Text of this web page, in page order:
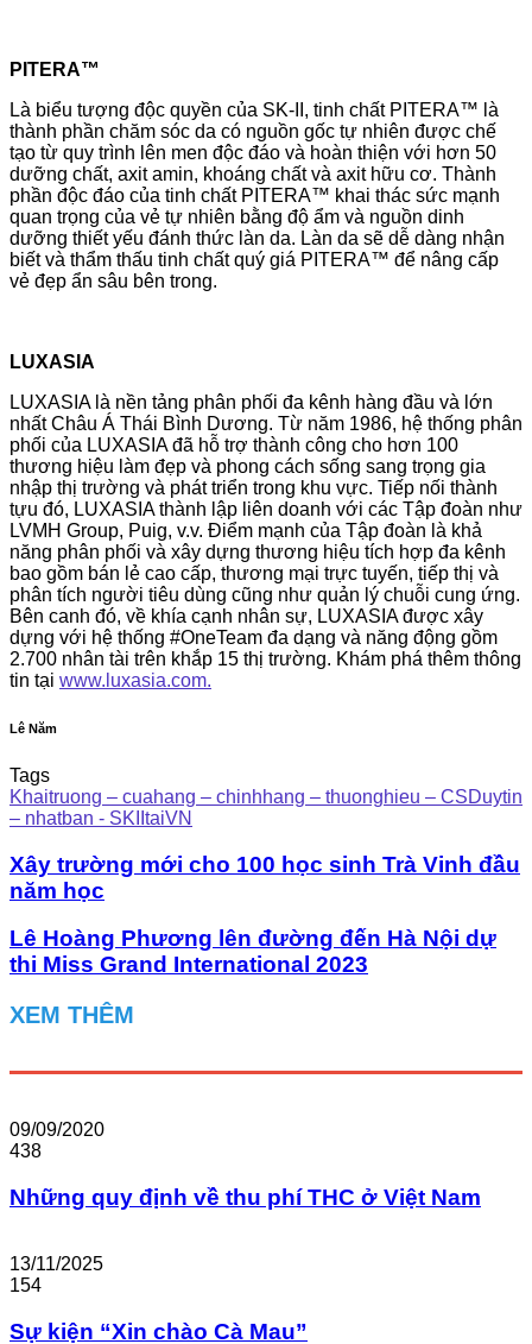
PITERA™
Là biểu tượng độc quyền của SK-II, tinh chất PITERA™ là
thành phần chăm sóc da có nguồn gốc tự nhiên được chế
tạo từ quy trình lên men độc đáo và hoàn thiện với hơn 50
dưỡng chất, axit amin, khoáng chất và axit hữu cơ. Thành
phần độc đáo của tinh chất PITERA™ khai thác sức mạnh
quan trọng của vẻ tự nhiên bằng độ ẩm và nguồn dinh
dưỡng thiết yếu đánh thức làn da. Làn da sẽ dễ dàng nhận
biết và thẩm thấu tinh chất quý giá PITERA™ để nâng cấp
vẻ đẹp ẩn sâu bên trong.
LUXASIA
LUXASIA là nền tảng phân phối đa kênh hàng đầu và lớn
nhất Châu Á Thái Bình Dương. Từ năm 1986, hệ thống phân
phối của LUXASIA đã hỗ trợ thành công cho hơn 100
thương hiệu làm đẹp và phong cách sống sang trọng gia
nhập thị trường và phát triển trong khu vực. Tiếp nối thành
tựu đó, LUXASIA thành lập liên doanh với các Tập đoàn như
LVMH Group, Puig, v.v. Điểm mạnh của Tập đoàn là khả
năng phân phối và xây dựng thương hiệu tích hợp đa kênh
bao gồm bán lẻ cao cấp, thương mại trực tuyến, tiếp thị và
phân tích người tiêu dùng cũng như quản lý chuỗi cung ứng.
Bên canh đó, về khía cạnh nhân sự, LUXASIA được xây
dựng với hệ thống #OneTeam đa dạng và năng động gồm
2.700 nhân tài trên khắp 15 thị trường. Khám phá thêm thông
tin tại www.luxasia.com.
Lê Năm
Tags
Khaitruong – cuahang – chinhhang – thuonghieu – CSDuytin
– nhatban - SKIItaiVN
Xây trường mới cho 100 học sinh Trà Vinh đầu
năm học
Lê Hoàng Phương lên đường đến Hà Nội dự
thi Miss Grand International 2023
XEM THÊM
09/09/2020
438
Những quy định về thu phí THC ở Việt Nam
13/11/2025
154
Sự kiện “Xin chào Cà Mau”